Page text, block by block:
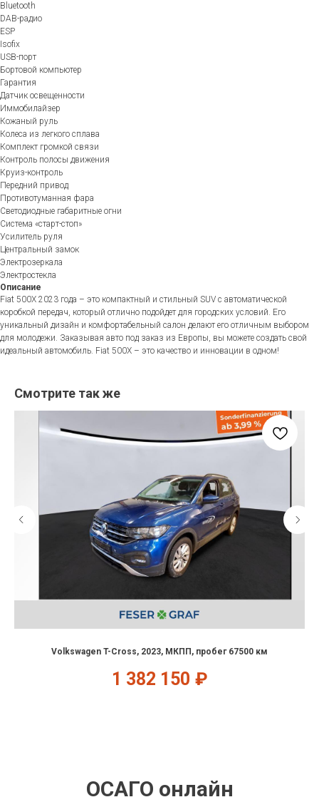
Bluetooth
DAB-радио
ESP
Isofix
USB-порт
Бортовой компьютер
Гарантия
Датчик освещенности
Иммобилайзер
Кожаный руль
Колеса из легкого сплава
Комплект громкой связи
Контроль полосы движения
Круиз-контроль
Передний привод
Противотуманная фара
Светодиодные габаритные огни
Система «старт-стоп»
Усилитель руля
Центральный замок
Электрозеркала
Электростекла
Описание
Fiat 500X 2023 года – это компактный и стильный SUV с автоматической
коробкой передач, который отлично подойдет для городских условий. Его
уникальный дизайн и комфортабельный салон делают его отличным выбором
для молодежи. Заказывая авто под заказ из Европы, вы можете создать свой
идеальный автомобиль. Fiat 500X – это качество и инновации в одном!
Смотрите так же
Volkswagen T-Cross, 2023, МКПП, пробег 67500 км
1 382 150 ₽
ОСАГО онлайн